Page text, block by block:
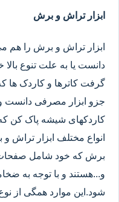
ابزار تراش و برش
ابزار تراش و برش را هم
دانست یا به علت تنوع بالا
گرفت کاترها و کاردک ها
جزو ابزار مصرفی دانست
کاردکهای شیشه پاک کن
انواع مختلف ابزار
برش که خود شامل
و...هستند و با توجه به
شود.این موارد همگی از